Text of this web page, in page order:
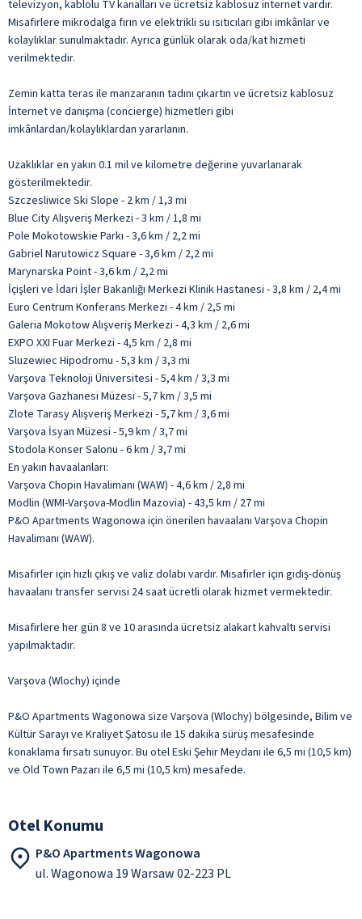
televizyon, kablolu TV kanalları ve ücretsiz kablosuz internet vardır.
Misafirlere mikrodalga fırın ve elektrikli su ısıtıcıları gibi imkânlar ve
kolaylıklar sunulmaktadır. Ayrıca günlük olarak oda/kat hizmeti
verilmektedir.
Zemin katta teras ile manzaranın tadını çıkartın ve ücretsiz kablosuz
İnternet ve danışma (concierge) hizmetleri gibi
imkânlardan/kolaylıklardan yararlanın.
Uzaklıklar en yakın 0.1 mil ve kilometre değerine yuvarlanarak
gösterilmektedir.
Szczesliwice Ski Slope - 2 km / 1,3 mi
Blue City Alışveriş Merkezi - 3 km / 1,8 mi
Pole Mokotowskie Parkı - 3,6 km / 2,2 mi
Gabriel Narutowicz Square - 3,6 km / 2,2 mi
Marynarska Point - 3,6 km / 2,2 mi
İçişleri ve İdari İşler Bakanlığı Merkezi Klinik Hastanesi - 3,8 km / 2,4 mi
Euro Centrum Konferans Merkezi - 4 km / 2,5 mi
Galeria Mokotow Alışveriş Merkezi - 4,3 km / 2,6 mi
EXPO XXI Fuar Merkezi - 4,5 km / 2,8 mi
Sluzewiec Hipodromu - 5,3 km / 3,3 mi
Varşova Teknoloji Üniversitesi - 5,4 km / 3,3 mi
Varşova Gazhanesi Müzesi - 5,7 km / 3,5 mi
Zlote Tarasy Alışveriş Merkezi - 5,7 km / 3,6 mi
Varşova İsyan Müzesi - 5,9 km / 3,7 mi
Stodola Konser Salonu - 6 km / 3,7 mi
En yakın havaalanları:
Varşova Chopin Havalimanı (WAW) - 4,6 km / 2,8 mi
Modlin (WMI-Varşova-Modlin Mazovia) - 43,5 km / 27 mi
P&O Apartments Wagonowa için önerilen havaalanı Varşova Chopin
Havalimanı (WAW).
Misafirler için hızlı çıkış ve valiz dolabı vardır. Misafirler için gidiş-dönüş
havaalanı transfer servisi 24 saat ücretli olarak hizmet vermektedir.
Misafirlere her gün 8 ve 10 arasında ücretsiz alakart kahvaltı servisi
yapılmaktadır.
Varşova (Wlochy) içinde
P&O Apartments Wagonowa size Varşova (Wlochy) bölgesinde, Bilim ve
Kültür Sarayı ve Kraliyet Şatosu ile 15 dakika sürüş mesafesinde
konaklama fırsatı sunuyor. Bu otel Eski Şehir Meydanı ile 6,5 mi (10,5 km)
ve Old Town Pazarı ile 6,5 mi (10,5 km) mesafede.
Otel Konumu
P&O Apartments Wagonowa
ul. Wagonowa 19 Warsaw 02-223 PL